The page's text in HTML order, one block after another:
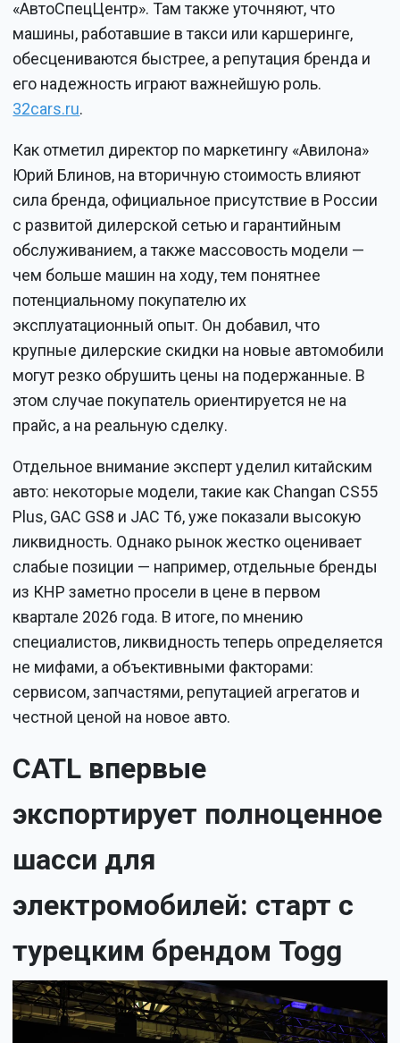
«АвтоСпецЦентр». Там также уточняют, что
машины, работавшие в такси или каршеринге,
обесцениваются быстрее, а репутация бренда и
его надежность играют важнейшую роль.
32cars.ru.
Как отметил директор по маркетингу «Авилона»
Юрий Блинов, на вторичную стоимость влияют
сила бренда, официальное присутствие в России
с развитой дилерской сетью и гарантийным
обслуживанием, а также массовость модели —
чем больше машин на ходу, тем понятнее
потенциальному покупателю их
эксплуатационный опыт. Он добавил, что
крупные дилерские скидки на новые автомобили
могут резко обрушить цены на подержанные. В
этом случае покупатель ориентируется не на
прайс, а на реальную сделку.
Отдельное внимание эксперт уделил китайским
авто: некоторые модели, такие как Changan CS55
Plus, GAC GS8 и JAC T6, уже показали высокую
ликвидность. Однако рынок жестко оценивает
слабые позиции — например, отдельные бренды
из КНР заметно просели в цене в первом
квартале 2026 года. В итоге, по мнению
специалистов, ликвидность теперь определяется
не мифами, а объективными факторами:
сервисом, запчастями, репутацией агрегатов и
честной ценой на новое авто.
CATL впервые
экспортирует полноценное
шасси для
электромобилей: старт с
турецким брендом Togg